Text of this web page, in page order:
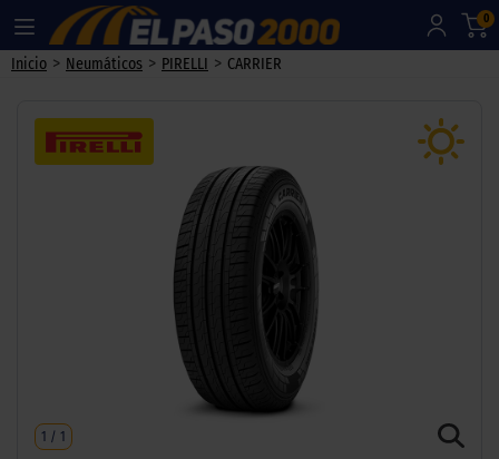
0
Inicio > Neumáticos > PIRELLI > CARRIER
1 / 1